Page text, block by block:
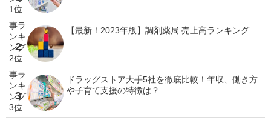
2
【最新！2023年版】調剤薬局 売上高ランキング
3
ドラッグストア大手5社を徹底比較！年収、働き方
や子育て支援の特徴は？